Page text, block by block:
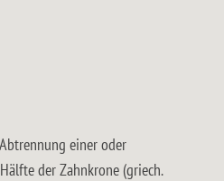
einer oder
der Zahnkrone (griech.